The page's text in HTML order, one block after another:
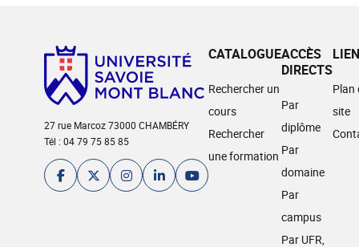
27 rue Marcoz 73000 CHAMBÉRY
Tél : 04 79 75 85 85
CATALOGUE
Rechercher un
cours
Rechercher
une formation
ACCÈS
DIRECTS
Par
diplôme
Par
domaine
Par
campus
Par UFR,
Plan
site